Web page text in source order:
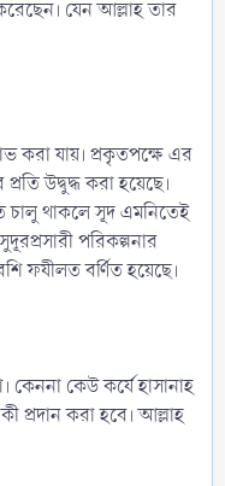
যেন আল্লাহ তার
করা যায়। প্রকৃতপক্ষে এর
উদ্বুদ্ধ করা হয়েছে।
চালু থাকলে সূদ এমনিতেই
পরিকল্পনার
ফযীলত বর্ণিত হয়েছে।
কেননা কেউ কর্যে হাসানাহ
প্রদান করা হবে। আল্লাহ